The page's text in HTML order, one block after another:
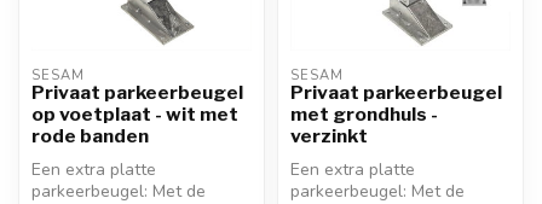
SESAM
Privaat parkeerbeugel
op voetplaat - wit met
rode banden
Een extra platte
parkeerbeugel: Met de
SESAM
Privaat parkeerbeugel
met grondhuls -
verzinkt
Een extra platte
parkeerbeugel: Met de